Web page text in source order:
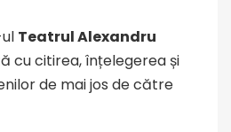
Teatrul Alexandru
cu citirea, înțelegerea și
de mai jos de către